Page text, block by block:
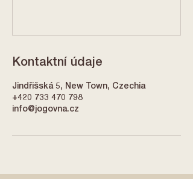
Kontaktní údaje
Jindřišská 5, New Town, Czechia
+420 733 470 798
info@jogovna.cz